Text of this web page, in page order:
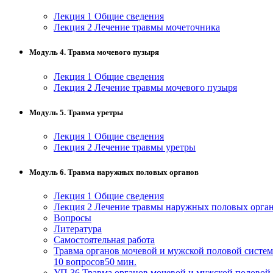
транспорта
Техника и технологии строительства
Ядерная энергетика и технологии
Культура и спорт
Изобразительное и прикладные виды
искусств
Лекция 1 Общие сведения
Лекция 2 Лечение травмы мочеточника
Модуль 4. Травма мочевого пузыря
Лекция 1 Общие сведения
Лекция 2 Лечение травмы мочевого пузыря
Модуль 5. Травма уретры
Лекция 1 Общие сведения
Лекция 2 Лечение травмы уретры
Модуль 6. Травма наружных половых органов
Лекция 1 Общие сведения
Лекция 2 Лечение травмы наружных половых
Вопросы
Литература
Самостоятельная работа
Травма органов мочевой и мужской половой
10 вопросов50 мин.